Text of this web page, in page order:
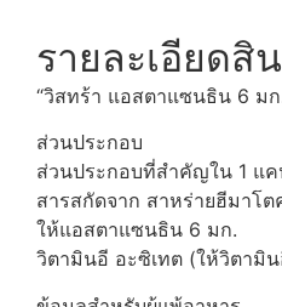
รายละเอียดสิ
“วิสทร้า แอสตาแซนธิน 6 ม
ส่วนประกอบ
ส่วนประกอบที่สำคัญใน 1 แ
สารสกัดจาก สาหร่ายฮีมาโ
ให้แอสตาแซนธิน 6 มก.
วิตามินอี อะซิเทต (ให้วิตามิ